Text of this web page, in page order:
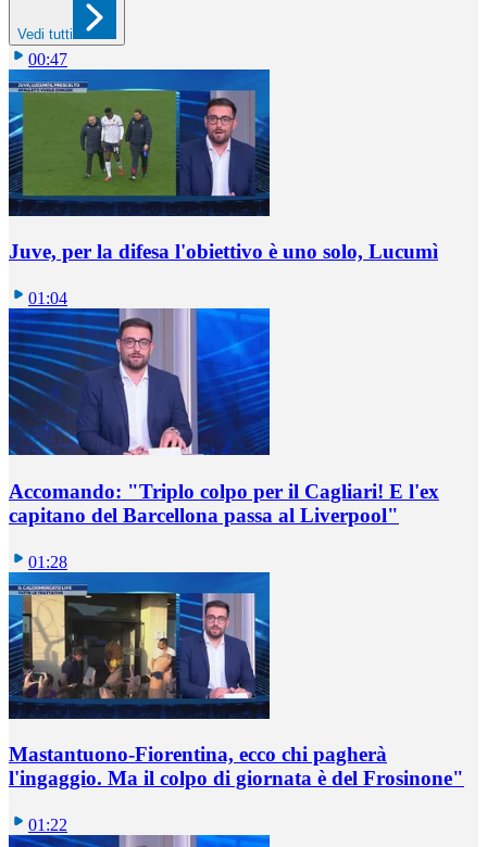
Vedi tutti
00:47
Juve, per la difesa l'obiettivo è uno solo, Lucumì
01:04
Accomando: "Triplo colpo per il Cagliari! E l'ex
capitano del Barcellona passa al Liverpool"
01:28
Mastantuono-Fiorentina, ecco chi pagherà
l'ingaggio. Ma il colpo di giornata è del Frosinone"
01:22